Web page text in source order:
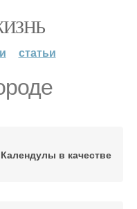
статьи
Календулы в качестве